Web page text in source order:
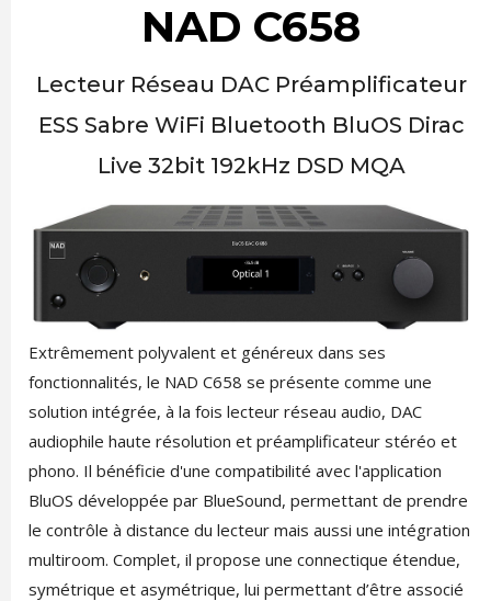
NAD C658
Lecteur Réseau DAC Préamplificateur
ESS Sabre WiFi Bluetooth BluOS Dirac
Live 32bit 192kHz DSD MQA
Extrêmement polyvalent et généreux dans ses
fonctionnalités, le NAD C658 se présente comme une
solution intégrée, à la fois lecteur réseau audio, DAC
audiophile haute résolution et préamplificateur stéréo et
phono. Il bénéficie d'une compatibilité avec l'application
BluOS développée par BlueSound, permettant de prendre
le contrôle à distance du lecteur mais aussi une intégration
multiroom. Complet, il propose une connectique étendue,
symétrique et asymétrique, lui permettant d’être associé